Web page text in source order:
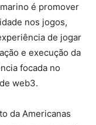
é promover
nos jogos,
de jogar
e execução da
focada no
web3.
da Americanas